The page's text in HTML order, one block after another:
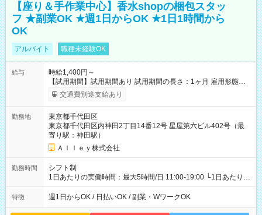
【座り＆手作業中心】香水shopの梱包スタッ
フ ★副業OK ★週1日からOK ★1日1時間から
OK
アルバイト 職種未経験OK
給与
時給1,400円～
【試用期間】試用期間あり 試用期間の長さ：1ヶ月 雇用形態、
給与は本採用時と同じです。
交通費別途支給あり
勤務地
東京都千代田区
東京都千代田区内神田2丁目14番12号 星屋第六ビル402号（最
寄り駅：神田駅）
Ａｌｌｅｙ株式会社
勤務時間
シフト制
1日あたりの実働時間：最大5時間/日 11:00-19:00 └1日あたりの
実働時間：1-5時間 └上記の時間帯内であれば、いつでも勤務可
能！ └平日・土曜日の中で、お好きな曜日でご勤務いただけま
特徴 週1日からOK / 日払いOK / 副業・WワークOK